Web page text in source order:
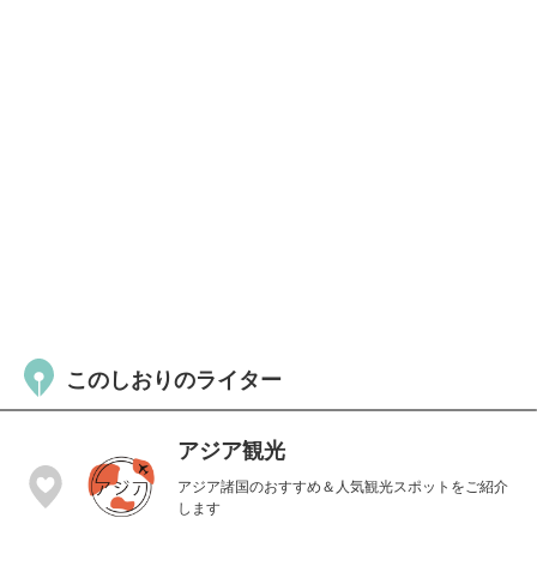
このしおりのライター
アジア観光
アジア諸国のおすすめ＆人気観光スポットをご紹介
します